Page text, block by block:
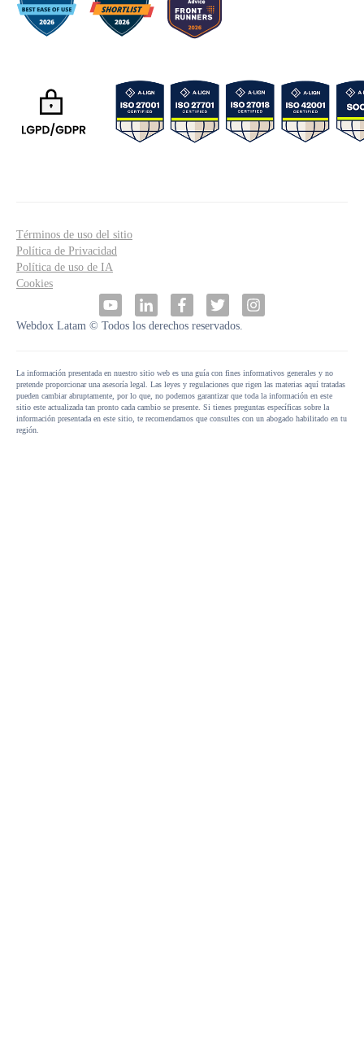
Términos de uso del sitio
Política de Privacidad
Política de uso de IA
Cookies
Webdox Latam © Todos los derechos reservados.
La información presentada en nuestro sitio web es una guía con fines informativos generales y no
pretende proporcionar una asesoría legal. Las leyes y regulaciones que rigen las materias aquí tratadas
pueden cambiar abruptamente, por lo que, no podemos garantizar que toda la información en este
sitio este actualizada tan pronto cada cambio se presente. Si tienes preguntas específicas sobre la
información presentada en este sitio, te recomendamos que consultes con un abogado habilitado en tu
región.